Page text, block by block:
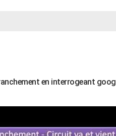
en interrogeant